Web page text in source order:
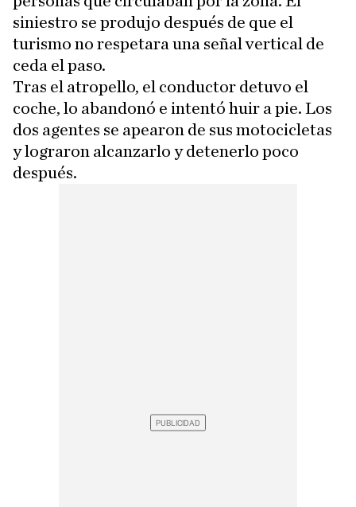
siniestro se produjo después de que el
turismo no respetara una señal vertical de
ceda el paso.
Tras el atropello, el conductor detuvo el
coche, lo abandonó e intentó huir a pie. Los
dos agentes se apearon de sus motocicletas
y lograron alcanzarlo y detenerlo poco
después.